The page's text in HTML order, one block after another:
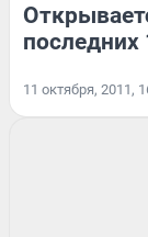
11 октября, 2011,